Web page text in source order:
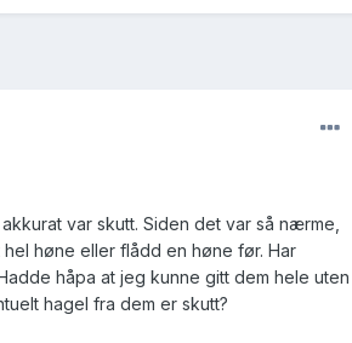
var skutt. Siden det var så nærme,
hel høne eller flådd en høne før. Har
håpa at jeg kunne gitt dem hele uten
hagel fra dem er skutt?